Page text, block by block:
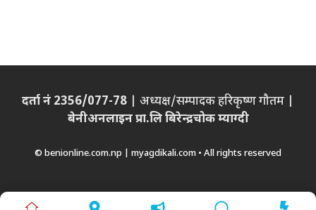
दर्ता नं 2356/077-78 | अध्यक्ष/सम्पादक हरिकृष्ण गौतम |
बेनीअनलाइन प्रा.लि बिरेन्द्रचोक म्याग्दी
© benionline.com.np | myagdikali.com • All rights reserved